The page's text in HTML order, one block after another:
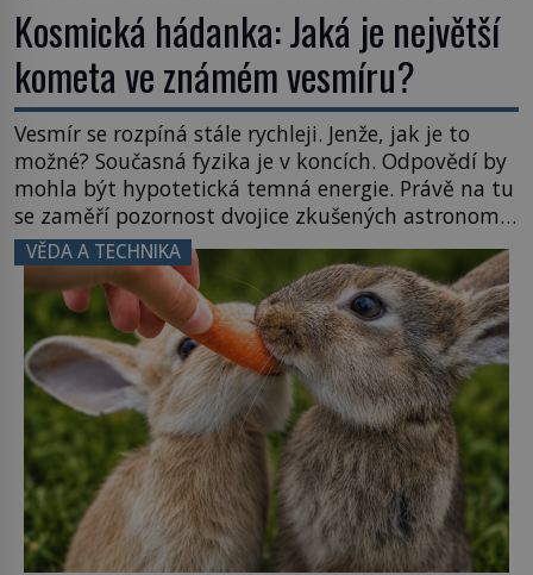
Kosmická hádanka: Jaká je největší
kometa ve známém vesmíru?
Vesmír se rozpíná stále rychleji. Jenže, jak je to
možné? Současná fyzika je v koncích. Odpovědí by
mohla být hypotetická temná energie. Právě na tu
se zaměří pozornost dvojice zkušených astronomů.
Namísto ní ale objeví něco mnohem
hmatatelnějšího. Naprosto rekordní kometu!
Astronomové Pedro Bernardinelli a Gary Bernstein
mravenčí prací zkoumají archivní snímky v rámci
Průzkumu temné energie […]
VĚDA A TECHNIKA